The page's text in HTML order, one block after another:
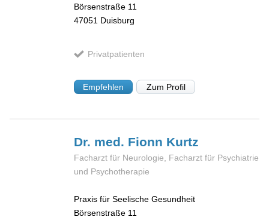
Börsenstraße 11
47051 Duisburg
Privatpatienten
Empfehlen Zum Profil
Dr. med. Fionn Kurtz
Facharzt für Neurologie, Facharzt für Psychiatrie
und Psychotherapie
Praxis für Seelische Gesundheit
Börsenstraße 11